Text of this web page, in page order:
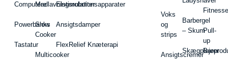
Computere
Powerbanks
Tastatur
Madlavningsrobotter
Slow
Cooker
Multicooker
Elstimulationsapparater
Ansigtsdamper
FlexRelief Knæterapi
Voks
og
strips
Ansigtscremer
Barbergel
– SkumPull-
up
Barer